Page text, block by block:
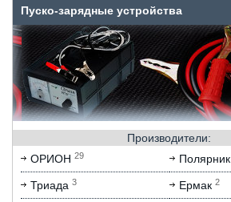
Пуско-зарядные устройства
Производители:
ОРИОН 29 Полярник
Триада 3 Ермак 2